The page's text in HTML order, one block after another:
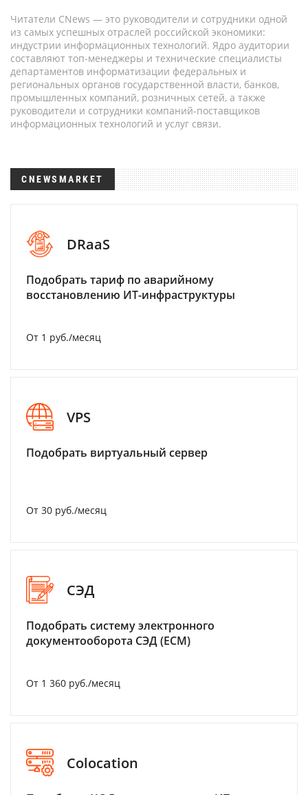
Читатели CNews — это руководители и сотрудники одной
из самых успешных отраслей российской экономики:
индустрии информационных технологий. Ядро аудитории
составляют топ-менеджеры и технические специалисты
департаментов информатизации федеральных и
региональных органов государственной власти, банков,
промышленных компаний, розничных сетей, а также
руководители и сотрудники компаний-поставщиков
информационных технологий и услуг связи.
CNEWSMARKET
DRaaS
Подобрать тариф по аварийному
восстановлению ИТ-инфраструктуры
От 1 руб./месяц
VPS
Подобрать виртуальный сервер
От 30 руб./месяц
СЭД
Подобрать систему электронного
документооборота СЭД (ECM)
От 1 360 руб./месяц
Colocation